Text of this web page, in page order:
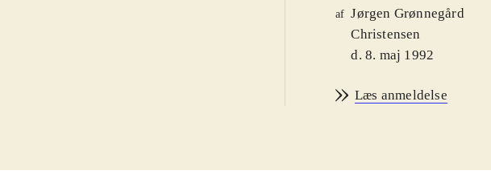
af Jørgen Grønnegård
Christensen
d. 8. maj 1992
Læs anmeldelse